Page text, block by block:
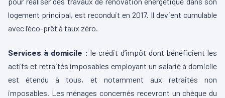
logement principal, est reconduit en 2017. Il devient cumulable
avec l’éco-prêt à taux zéro.
Services à domicile : le crédit d’impôt dont bénéficient les
actifs et retraités imposables employant un salarié à domicile
est étendu à tous, et notamment aux retraités non
imposables. Les ménages concernés recevront un chèque du